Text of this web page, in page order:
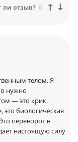
ли отзыв? 0
телом. Я
нужно
— это крик
биологическая
переворот в
настоящую силу